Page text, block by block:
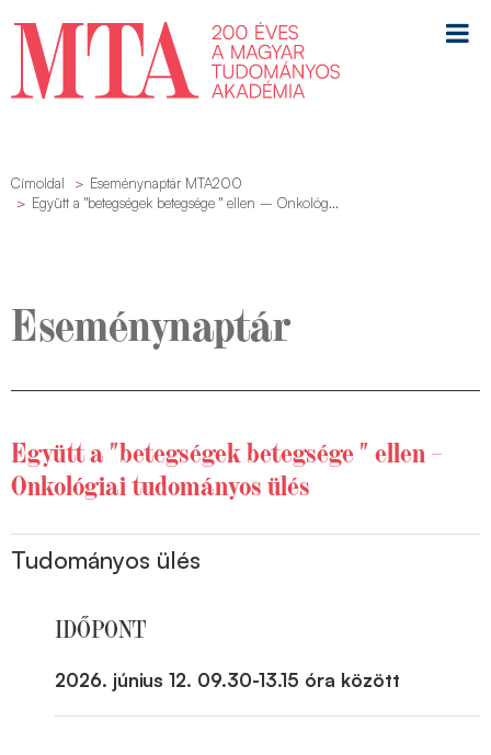
Címoldal
Eseménynaptár MTA200
Együtt a "betegségek betegsége " ellen – Onkológ...
Eseménynaptár
Együtt a "betegségek betegsége " ellen –
Onkológiai tudományos ülés
Tudományos ülés
IDŐPONT
2026. június 12. 09.30-13.15 óra között